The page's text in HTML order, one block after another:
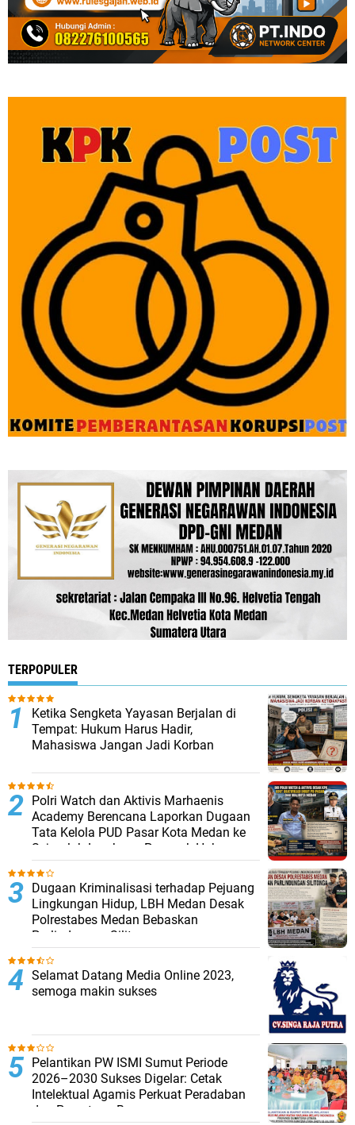
TERPOPULER
Ketika Sengketa Yayasan Berjalan di
Tempat: Hukum Harus Hadir,
Mahasiswa Jangan Jadi Korban
Polri Watch dan Aktivis Marhaenis
Academy Berencana Laporkan Dugaan
Tata Kelola PUD Pasar Kota Medan ke
Sejumlah Lembaga Penegak Hukum
Dugaan Kriminalisasi terhadap Pejuang
Lingkungan Hidup, LBH Medan Desak
Polrestabes Medan Bebaskan
Parlindungan Silitonga
Selamat Datang Media Online 2023,
semoga makin sukses
Pelantikan PW ISMI Sumut Periode
2026–2030 Sukses Digelar: Cetak
Intelektual Agamis Perkuat Peradaban
dan Persatuan Bangsa